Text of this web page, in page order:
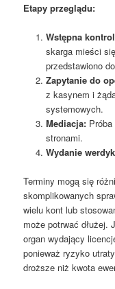
Etapy przeglądu:
Wstępna
skarga mieści
przedstawiono
Zapytanie do
z kasynem i
systemowych.
Mediacja:Próba
stronami.
Wydanie
Terminy mogą się
skomplikowanych
wielu kont lub
może potrwać dłużej.
organ wydający
ponieważ ryzyko
droższe niż kwota